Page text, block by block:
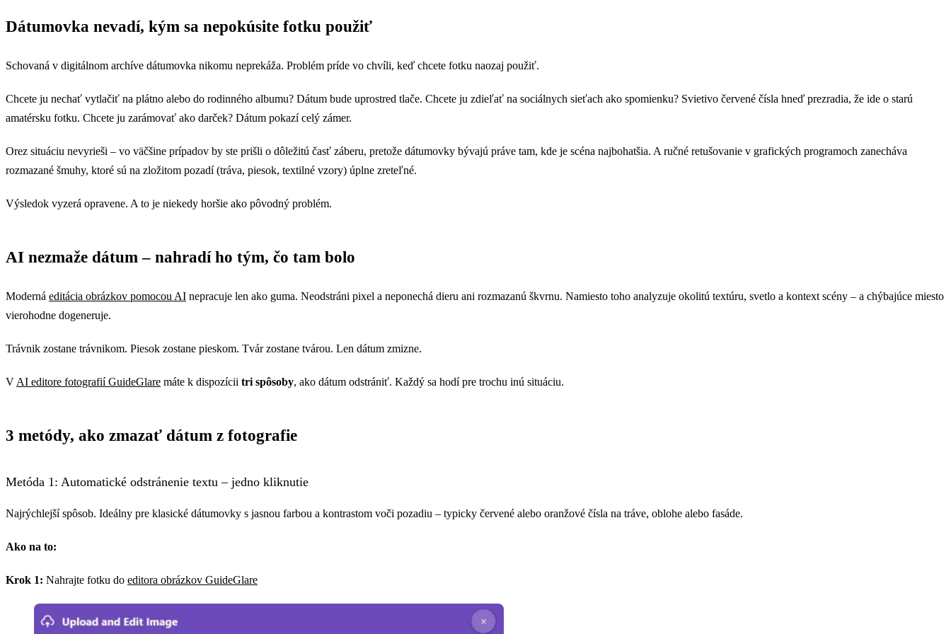
Dátumovka nevadí, kým sa nepokúsite fotku použiť
Schovaná v digitálnom archíve dátumovka nikomu neprekáža. Problém príde vo chvíli, keď chcete fotku naozaj použiť.
Chcete ju nechať vytlačiť na plátno alebo do rodinného albumu? Dátum bude uprostred tlače. Chcete ju zdieľať na sociálnych sieťach ako spomienku? Svietivo červené čísla hneď prezradia, že ide o starú
amatérsku fotku. Chcete ju zarámovať ako darček? Dátum pokazí celý zámer.
Orez situáciu nevyrieši – vo väčšine prípadov by ste prišli o dôležitú časť záberu, pretože dátumovky bývajú práve tam, kde je scéna najbohatšia. A ručné retušovanie v grafických programoch zanecháva
rozmazané šmuhy, ktoré sú na zložitom pozadí (tráva, piesok, textilné vzory) úplne zreteľné.
Výsledok vyzerá opravene. A to je niekedy horšie ako pôvodný problém.
AI nezmaže dátum – nahradí ho tým, čo tam bolo
Moderná editácia obrázkov pomocou AI nepracuje len ako guma. Neodstráni pixel a neponechá dieru ani rozmazanú škvrnu. Namiesto toho analyzuje okolitú textúru, svetlo a kontext scény – a chýbajúce miesto
vierohodne dogeneruje.
Trávnik zostane trávnikom. Piesok zostane pieskom. Tvár zostane tvárou. Len dátum zmizne.
VAI editore fotografií GuideGlare máte k dispozícii tri spôsoby, ako dátum odstrániť. Každý sa hodí pre trochu inú situáciu.
3 metódy, ako zmazať dátum z fotografie
Metóda 1: Automatické odstránenie textu – jedno kliknutie
Najrýchlejší spôsob. Ideálny pre klasické dátumovky s jasnou farbou a kontrastom voči pozadiu – typicky červené alebo oranžové čísla na tráve, oblohe alebo fasáde.
Ako na to:
Krok 1: Nahrajte fotku do editora obrázkov GuideGlare